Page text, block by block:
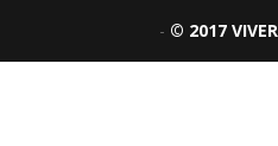
- © 2017